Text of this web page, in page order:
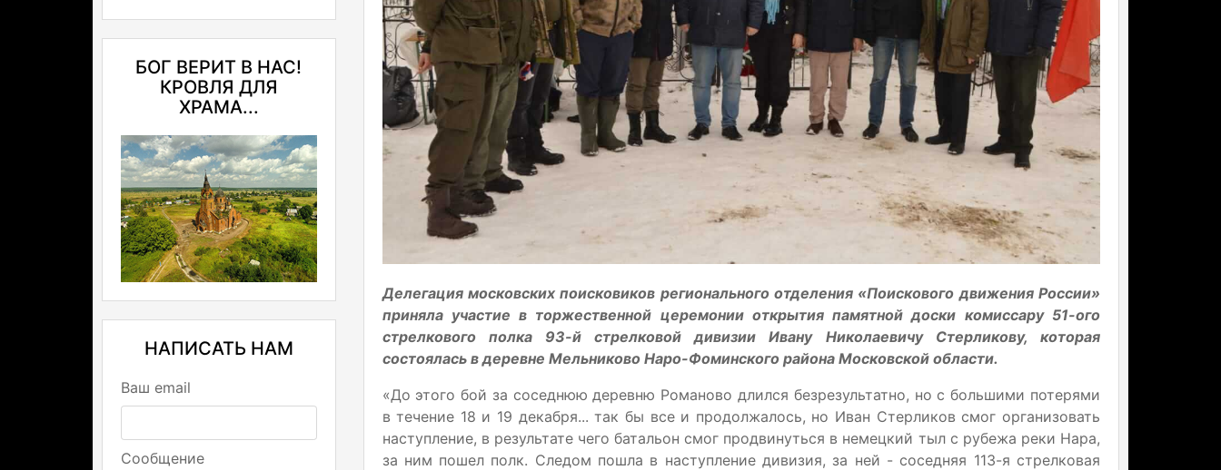
БОГ ВЕРИТ В НАС!
КРОВЛЯ ДЛЯ
ХРАМА...
НАПИСАТЬ НАМ
Ваш email
Сообщение
Делегация московских поисковиков регионального отделения «Поискового движения России»
приняла участие в торжественной церемонии открытия памятной доски комиссару 51-ого
стрелкового полка 93-й стрелковой дивизии Ивану Николаевичу Стерликову, которая
состоялась в деревне Мельниково Наро-Фоминского района Московской области.
«До этого бой за соседнюю деревню Романово длился безрезультатно, но с большими потерями
в течение 18 и 19 декабря... так бы все и продолжалось, но Иван Стерликов смог организовать
наступление, в результате чего батальон смог продвинуться в немецкий тыл с рубежа реки Нара,
за ним пошел полк. Следом пошла в наступление дивизия, за ней - соседняя 113-я стрелковая